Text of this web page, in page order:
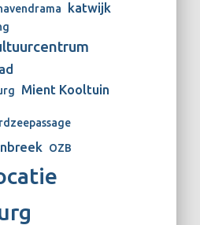
katwijk
Mient Kooltuin
OZB